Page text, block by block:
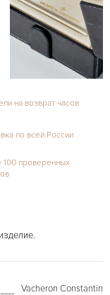
Vacheron Constantin
на возврат часов
по всей России
100 проверенных